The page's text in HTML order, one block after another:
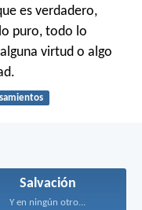
es verdadero,
puro, todo lo
virtud o algo
Salvación
Y en ningún otro...